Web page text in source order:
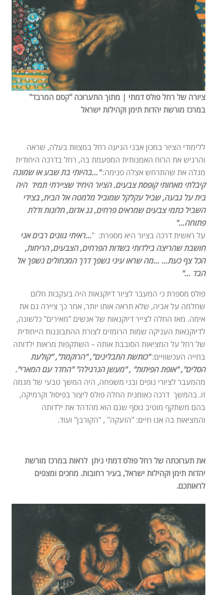
ציורה של רחל פולס דמתי | מתוך התערוכה "קסם המרבד"
במרכז מורשת יהדות תימן וקהילות ישראל
ללימודי הציור במכון אבני הגיעה רחל במצוות בעלה, שראה
והרגיש את הרוח האמנותית המפעמת בה, רחל בדרכה היחודית
מגלה את שהתרחש אצלה פנימה:"…בהיותי בת שבע או שמונה
קיבלתי מאחותי קופסת צבעים. הציור היחיד שציירתי תמיד היה
בית על גבעה, שביל עקלקל שמוביל מלמטה אל הבית, בצידי
השביל כתמי צבעים שמראים פרחים, גג אדום, חלונות ודלת
פתוחה…"
על ראשית דרכה בציור היא מספרת: "…ראיתי גוונים רבים אני
חושבת שהריצה בילדותי בשדות הפרחים, הצבעים, הריחות,
הכל צף כעת… …מה שראו עיני נשפך דרך המכחולים נשפך אל
הבד …"
פולס מספרת כי המעבר לציור דיוקנאות היה בעקבות חלום
שחלמה על אביה, שלא תראה אותו יותר, אחר כך ציירה גם את
אימה. מאז החלה לצייר דיוקנאות של אנשים "מאירים" כלשונה,
לדיוקנאות העניקה שמות הרומזים לצורת ההתבוננות הייחודית
של רחל על המציאות הסובבת אותה – השתקפות מראות ילדותה
בחייה העכשוויים:"כותשת התבלינים", "הרוקמת", "קולעת
הסלים", "אופת הפיתות" , "מעשן הנרגילה" "החדר עם המארי".
מהמעבר לציורי נופים ובני משפחה, היה המשך טבעי של מגמה
זו. בהמשך דרכה כאומנית החלה פולס ליצור בפיסול וקרמיקה,
בהם משתקף מוטיב נוסף שגם הוא מהדהד את ילדותה
והמציאות בה אנו חיים: "הזעקה" , "הקורבן" ועוד.
את תערוכתה של רחל פולס דמתי ניתן לראות במרכז מורשת
יהדות תימן וקהילות ישראל, בעיר רחובות. מחכים ומצפים
לראותכם.